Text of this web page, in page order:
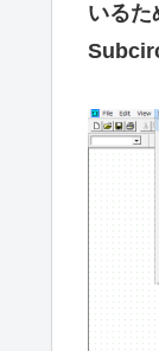
いるた